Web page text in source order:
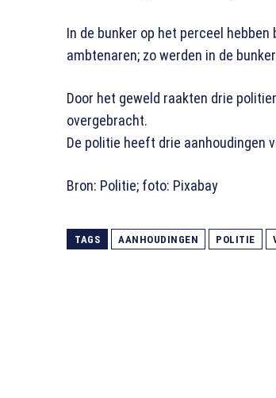
In de bunker op het perceel
ambtenaren; zo werden in de
Door het geweld raakten drie
overgebracht.
De politie heeft drie aanhoudingen
Bron: Politie; foto: Pixabay
TAGS AANHOUDINGEN POLITIE